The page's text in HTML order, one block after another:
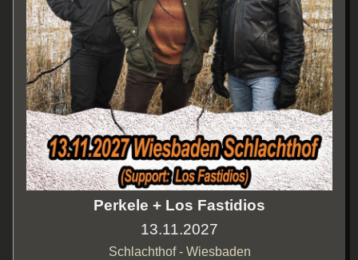
Perkele + Los Fastidios
13.11.2027
Schlachthof - Wiesbaden